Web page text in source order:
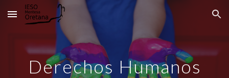
Skip to main content Skip to navigation
Derechos Humanos